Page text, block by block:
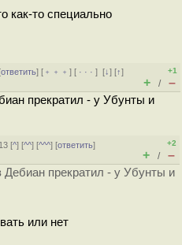
как-то специально
ответить] [ ﹢﹢﹢] [ · · ·][↓] [↑]
+1
+ / –
прекратил - у Убунты и
[^] [^^] [^^^] [ответить]
+2
+ / –
прекратил - у Убунты и
или нет